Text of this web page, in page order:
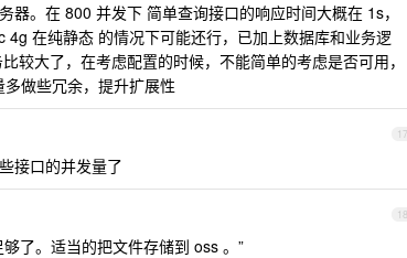
。在 800 并发下 简单查询接口的响应时间大概在 1s，
在纯静态 的情况下可能还行，已加上数据库和业务逻
较大了，在考虑配置的时候，不能简单的考虑是否可用，
做些冗余，提升扩展性
17
接口的并发量了
18
了。适当的把文件存储到 oss 。”